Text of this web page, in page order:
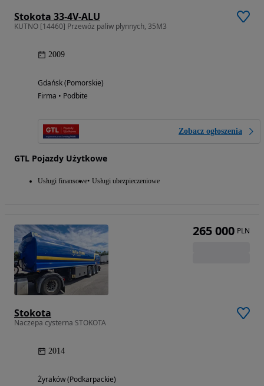
Stokota 33-4V-ALU
KUTNO [14460] Przewóz paliw płynnych, 35M3
2009
Gdańsk (Pomorskie)
Firma • Podbite
Zobacz ogłoszenia
GTL Pojazdy Użytkowe
Usługi finansowe Usługi ubezpieczeniowe
Stokota
Naczepa cysterna STOKOTA
2014
Żyraków (Podkarpackie)
265 000 PLN